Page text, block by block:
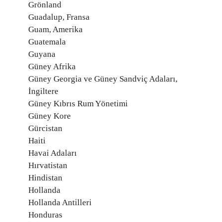
Grönland
Guadalup, Fransa
Guam, Amerika
Guatemala
Guyana
Güney Afrika
Güney Georgia ve Güney Sandviç Adaları,
İngiltere
Güney Kıbrıs Rum Yönetimi
Güney Kore
Gürcistan
Haiti
Havai Adaları
Hırvatistan
Hindistan
Hollanda
Hollanda Antilleri
Honduras